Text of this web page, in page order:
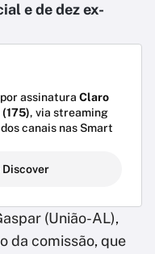
e de dez ex-
assinatura Claro
(175), via streaming
canais nas Smart
Discover
(União-AL),
da comissão, que